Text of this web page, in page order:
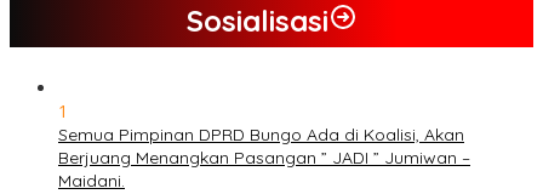
Sosialisasi
1
Semua Pimpinan DPRD Bungo Ada di Koalisi, Akan
Berjuang Menangkan Pasangan ” JADI ” Jumiwan –
Maidani.